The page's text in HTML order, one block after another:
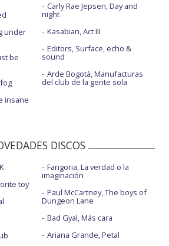
under
be
insane
Carly Rae Jepsen, Day and
night
Kasabian, Act III
Editors, Surface, echo &
sound
Arde Bogotá, Manufacturas
del club de la gente sola
DISCOS
toy
Fangoria, La verdad o la
imaginación
Paul McCartney, The boys of
Dungeon Lane
Bad Gyal, Más cara
Ariana Grande, Petal